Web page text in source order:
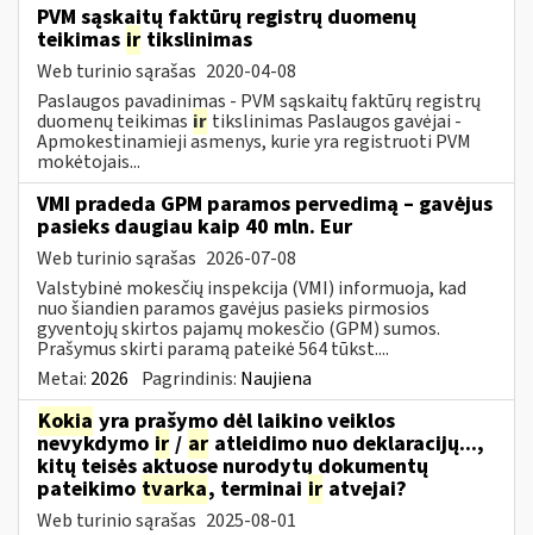
PVM sąskaitų faktūrų registrų duomenų
teikimas ir tikslinimas
Web turinio sąrašas 2020-04-08
Paslaugos pavadinimas - PVM sąskaitų faktūrų registrų
duomenų teikimas ir tikslinimas Paslaugos gavėjai -
Apmokestinamieji asmenys, kurie yra registruoti PVM
mokėtojais...
VMI pradeda GPM paramos pervedimą – gavėjus
pasieks daugiau kaip 40 mln. Eur
Web turinio sąrašas 2026-07-08
Valstybinė mokesčių inspekcija (VMI) informuoja, kad
nuo šiandien paramos gavėjus pasieks pirmosios
gyventojų skirtos pajamų mokesčio (GPM) sumos.
Prašymus skirti paramą pateikė 564 tūkst....
Metai: 2026 Pagrindinis: Naujiena
Kokia yra prašymo dėl laikino veiklos
nevykdymo ir / ar atleidimo nuo deklaracijų...,
kitų teisės aktuose nurodytų dokumentų
pateikimo tvarka, terminai ir atvejai?
Web turinio sąrašas 2025-08-01